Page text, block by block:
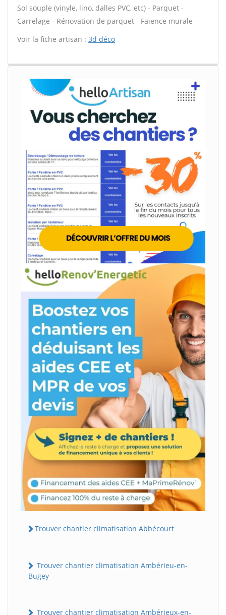
Sol souple (vinyle, lino, dalles PVC, etc) - Parquet -
Carrelage - Rénovation de parquet - Faïence murale -
Voir la fiche artisan : 3d déco
Trouver chantier climatisation Abbécourt
Trouver chantier climatisation Ambérieu-en-
Bugey
Trouver chantier climatisation Ambérieux-en-